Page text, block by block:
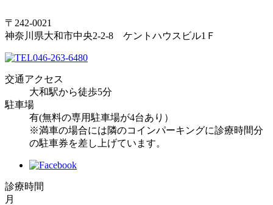
〒242-0021
神奈川県大和市中央2-2-8 ケントハウスビル1Ｆ
046-263-6480
交通アクセス
大和駅から徒歩5分
駐車場
有(無料の専用駐車場が4台あり）
※満車の場合には隣のコインパーキングに診療時間分
の駐車券を差し上げています。
診療時間
月